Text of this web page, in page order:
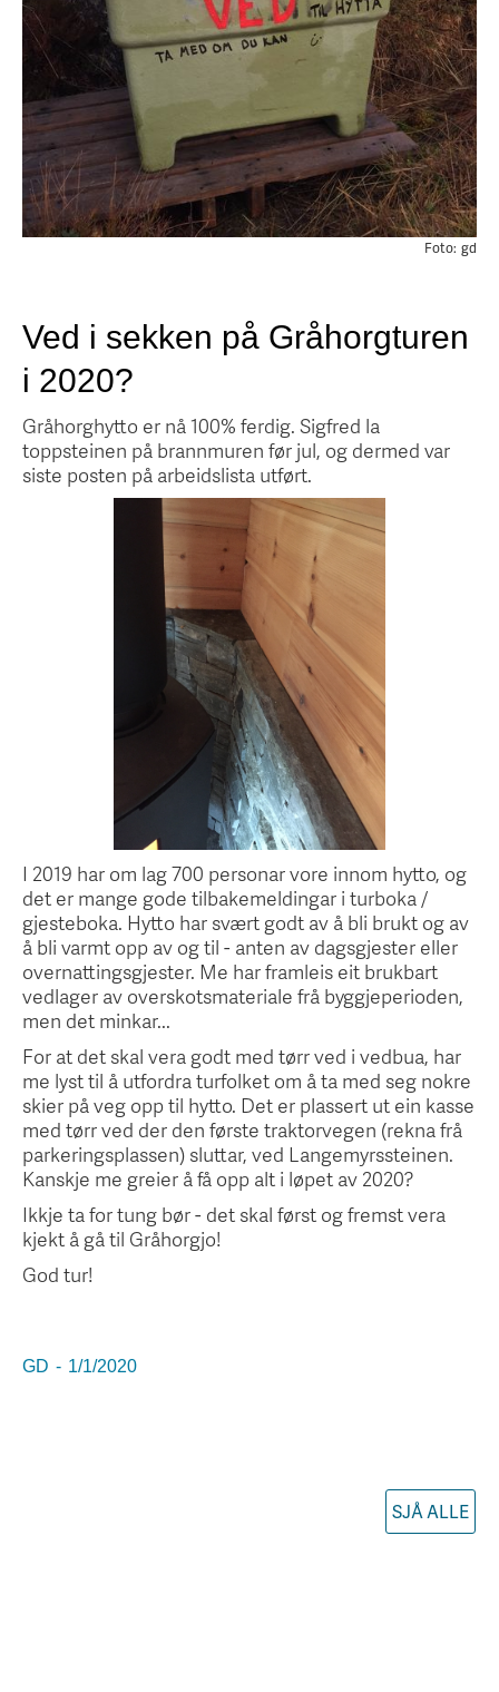
gd
Foto:
Ved i sekken på Gråhorgturen
i 2020?
Gråhorghytto er nå 100% ferdig. Sigfred la
toppsteinen på brannmuren før jul, og dermed var
siste posten på arbeidslista utført.
I 2019 har om lag 700 personar vore innom hytto, og
det er mange gode tilbakemeldingar i turboka /
gjesteboka. Hytto har svært godt av å bli brukt og av
å bli varmt opp av og til - anten av dagsgjester eller
overnattingsgjester. Me har framleis eit brukbart
vedlager av overskotsmateriale frå byggjeperioden,
men det minkar...
For at det skal vera godt med tørr ved i vedbua, har
me lyst til å utfordra turfolket om å ta med seg nokre
skier på veg opp til hytto. Det er plassert ut ein kasse
med tørr ved der den første traktorvegen (rekna frå
parkeringsplassen) sluttar, ved Langemyrssteinen.
Kanskje me greier å få opp alt i løpet av 2020?
Ikkje ta for tung bør - det skal først og fremst vera
kjekt å gå til Gråhorgjo!
God tur!
GD - 1/1/2020
SJÅ ALLE